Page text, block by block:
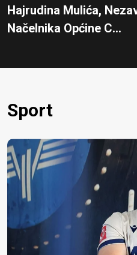
Hajrudina Mulića,
Načelnika Općine C...
Sport